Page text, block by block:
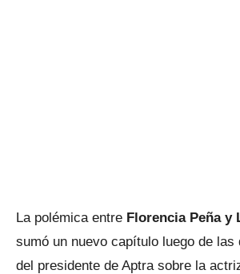
La polémica entre Florencia Peña y
sumó un nuevo capítulo luego de las
del presidente de Aptra sobre la